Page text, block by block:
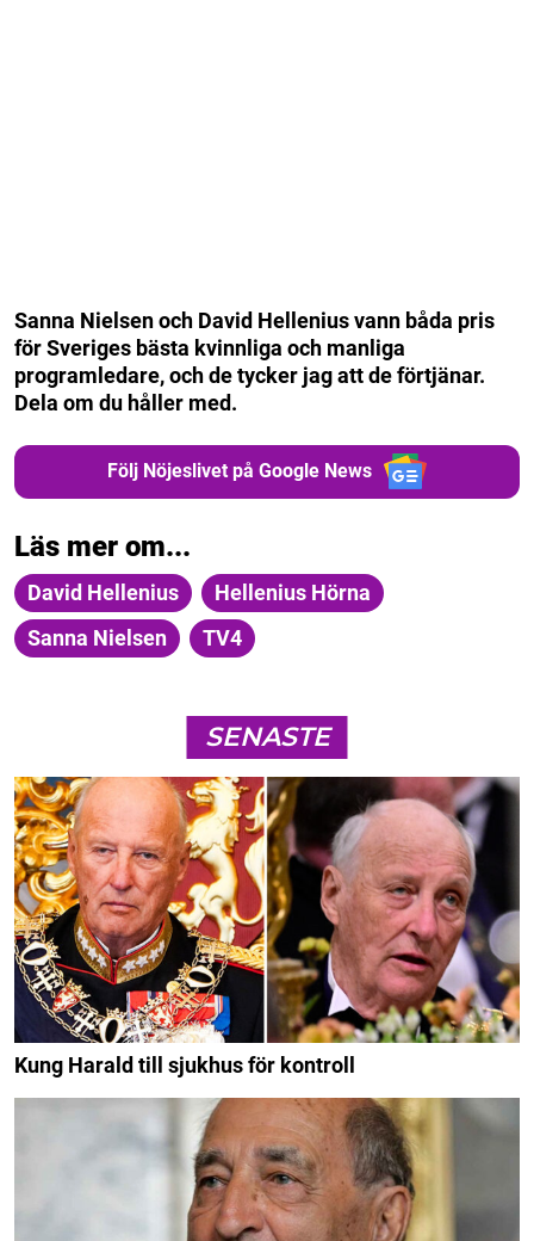
Sanna Nielsen och David Hellenius vann båda pris
för Sveriges bästa kvinnliga och manliga
programledare, och de tycker jag att de förtjänar.
Dela om du håller med.
Följ Nöjeslivet på Google News
Läs mer om...
David Hellenius
Hellenius Hörna
Sanna Nielsen
TV4
SENASTE
Kung Harald till sjukhus för kontroll